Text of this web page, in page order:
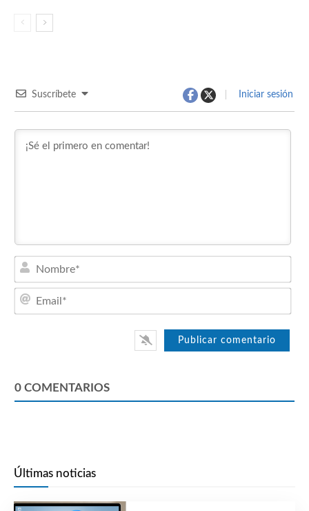
Suscríbete Iniciar sesión
0 COMENTARIOS
Últimas noticias